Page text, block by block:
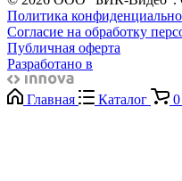
Политика
Согласие на обработку
Публичная оферта
Разработано в
Главная Каталог 0